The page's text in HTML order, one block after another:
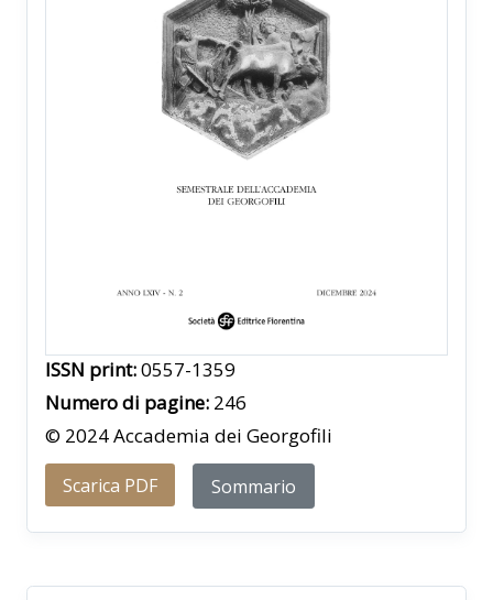
ISSN print:0557-1359
Numero di pagine: 246
© 2024 Accademia dei Georgofili
Scarica PDF Sommario